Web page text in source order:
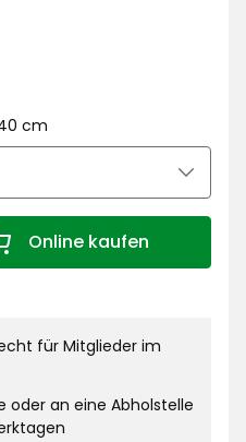
cm
Online kaufen
Menge 1
für Mitglieder im
oder an eine Abholstelle